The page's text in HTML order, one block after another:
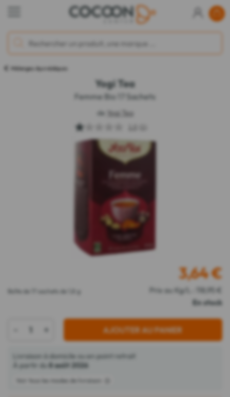
Mélanges Ayurvédiques
Yogi Tea
Femme Bio 17 Sachets
de Yogi Tea
Boîte de 17 sachets de 1,8 g
3,64€
Prix au Kg/L : 118,95 €
En stock
+ AJOUTER AU PANIER
Livraison à domicile ou en point retrait
À partir du 8 août 2026
Voir tous les modes de livraison